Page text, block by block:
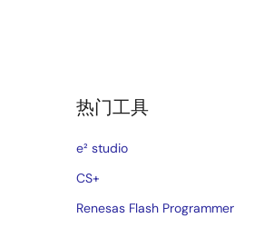
热门工具
e² studio
CS+
Renesas Flash Programmer